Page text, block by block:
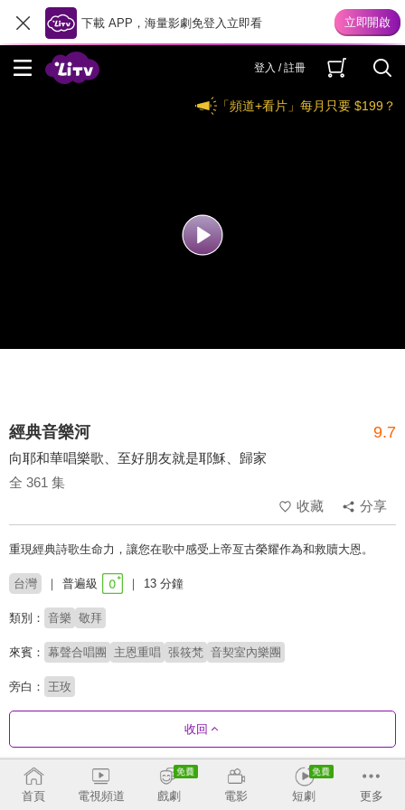
下載 APP，海量影劇免登入立即看
登入 / 註冊
「頻道+看片」每月只要 $199？
經典音樂河 9.7
向耶和華唱樂歌、至好朋友就是耶穌、歸家
全 361 集
收藏
分享
重現經典詩歌生命力，讓您在歌中感受上帝亙古榮耀作為和救贖大恩。
台灣 普遍級 13 分鐘
類別： 音樂 敬拜
來賓： 幕聲合唱團 主恩重唱 張筱梵 音契室內樂團
旁白： 王玫
收回
劇集列表
首頁 電視頻道 戲劇 電影 短劇 更多